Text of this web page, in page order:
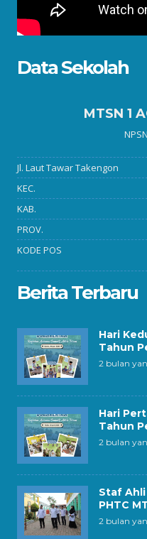
Data Sekolah
MTSN 1
Jl. Laut Tawar Takengon
KEC.
KAB.
PROV.
KODE POS
Berita Terbaru
Hari
Tahun
2 bulan
Hari
Tahun
2 bulan
Staf
PHTC
2 bulan